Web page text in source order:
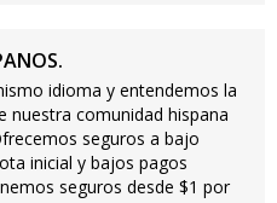
idioma y entendemos la
nuestra comunidad hispana
seguros a bajo
inicial y bajos pagos
seguros desde $1 por